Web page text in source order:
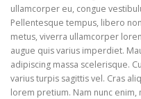
ullamcorper eu, congue
Pellentesque tempus, libero
metus, viverra ullamcorper
augue quis varius imperdiet.
adipiscing massa scelerisque.
varius turpis sagittis vel. Cras
lorem pretium. Nam nunc